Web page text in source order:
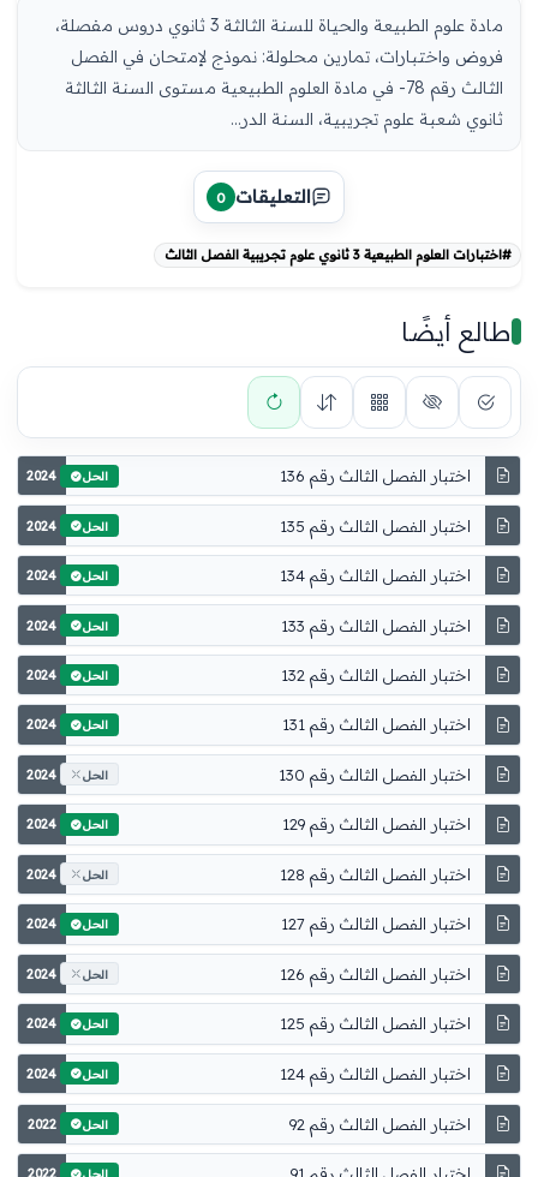
مادة علوم الطبيعة والحياة للسنة الثالثة 3 ثانوي دروس مفصلة،
فروض واختبارات، تمارين محلولة: نموذج لإمتحان في الفصل
الثالث رقم 78- في مادة العلوم الطبيعية مستوى السنة الثالثة
ثانوي شعبة علوم تجريبية، السنة الدر...
التعليقات 0
#اختبارات العلوم الطبيعية 3 ثانوي علوم تجريبية الفصل الثالث
طالع أيضًا
اختبار الفصل الثالث رقم 136 2024 الحل
اختبار الفصل الثالث رقم 135 2024 الحل
اختبار الفصل الثالث رقم 134 2024 الحل
اختبار الفصل الثالث رقم 133 2024 الحل
اختبار الفصل الثالث رقم 132 2024 الحل
اختبار الفصل الثالث رقم 131 2024 الحل
اختبار الفصل الثالث رقم 130 2024 الحل
اختبار الفصل الثالث رقم 129 2024 الحل
اختبار الفصل الثالث رقم 128 2024 الحل
اختبار الفصل الثالث رقم 127 2024 الحل
اختبار الفصل الثالث رقم 126 2024 الحل
اختبار الفصل الثالث رقم 125 2024 الحل
اختبار الفصل الثالث رقم 124 2024 الحل
اختبار الفصل الثالث رقم 92 2022 الحل
الحل